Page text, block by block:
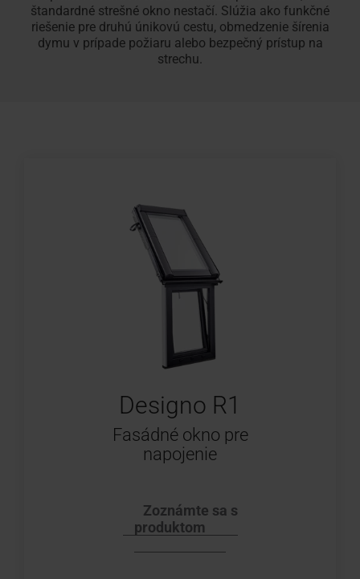
štandardné strešné okno nestačí. Slúžia ako funkčné
riešenie pre druhú únikovú cestu, obmedzenie šírenia
dymu v prípade požiaru alebo bezpečný prístup na
strechu.
Designo R1
Fasádné okno pre
napojenie
Zoznámte sa s
produktom